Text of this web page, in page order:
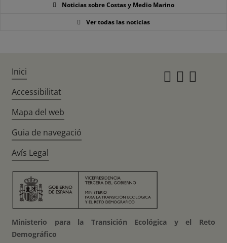
Noticias sobre Costas y Medio Marino
Ver todas las noticias
Inici
Accessibilitat
Mapa del web
Guia de navegació
Avís Legal
Ministerio para la Transición Ecológica y el Reto
Demográfico